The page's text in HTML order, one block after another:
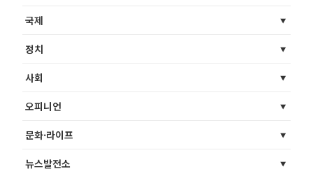
국제
정치
사회
오피니언
문화·라이프
뉴스발전소